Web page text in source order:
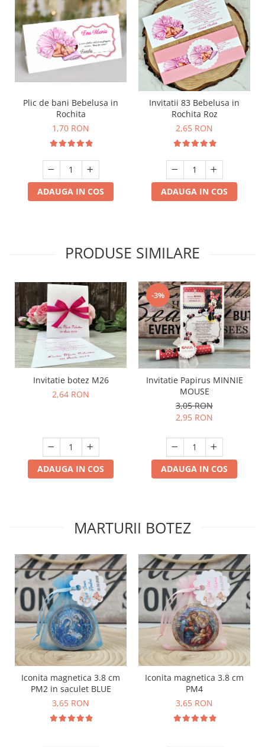
Plic de bani Bebelusa in
Rochita
1,70 RON
ADAUGA IN COS
Invitatii 83 Bebelusa in
Rochita Roz
2,65 RON
ADAUGA IN COS
PRODUSE SIMILARE
Invitatie botez M26
2,64 RON
ADAUGA IN COS
-3%
Invitatie Papirus MINNIE
MOUSE
3,05 RON
2,95 RON
ADAUGA IN COS
MARTURII BOTEZ
Iconita magnetica 3.8 cm
PM2 in saculet BLUE
3,65 RON
Iconita magnetica 3.8 cm
PM4
3,65 RON